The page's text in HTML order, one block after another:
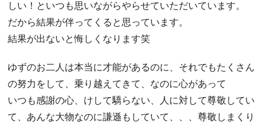
しい！といつも思いながらやらせていただいています。
だから結果が伴ってくると思っています。
結果が出ないと悔しくなります笑
ゆずのお二人は本当に才能があるのに、それでもたくさん
の努力をして、乗り越えてきて、なのに心があって
いつも感謝の心、けして驕らない、人に対して尊敬してい
て、あんな大物なのに謙遜もしていて、、、尊敬しまくり